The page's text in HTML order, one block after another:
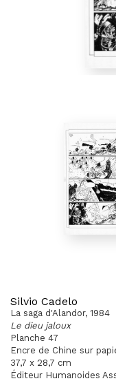
Silvio Cadelo
La saga d'Alandor, 1984
Le dieu jaloux
Planche 47
Encre de Chine sur
37,7 x 28,7 cm
Éditeur Humanoides